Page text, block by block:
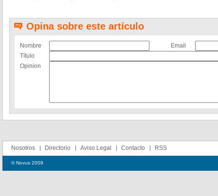
Opina sobre este artículo
Nombre
Email
Título
Opinion
Nosotros Directorio Aviso Legal Contacto RSS
© Novus 2009